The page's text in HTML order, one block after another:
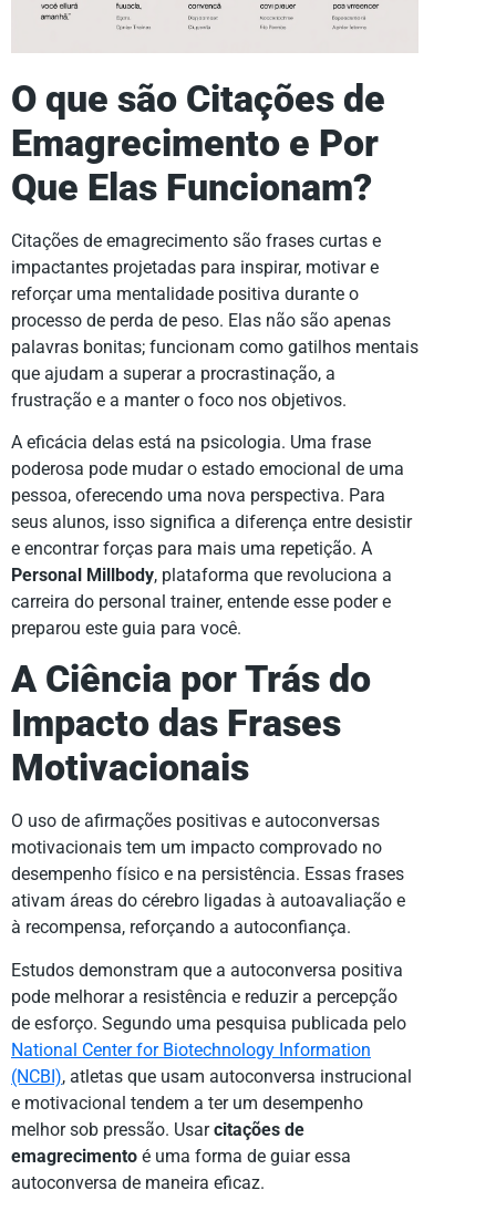
O que são Citações de
Emagrecimento e Por
Que Elas Funcionam?
Citações de emagrecimento são frases curtas e
impactantes projetadas para inspirar, motivar e
reforçar uma mentalidade positiva durante o
processo de perda de peso. Elas não são apenas
palavras bonitas; funcionam como gatilhos mentais
que ajudam a superar a procrastinação, a
frustração e a manter o foco nos objetivos.
A eficácia delas está na psicologia. Uma frase
poderosa pode mudar o estado emocional de uma
pessoa, oferecendo uma nova perspectiva. Para
seus alunos, isso significa a diferença entre desistir
e encontrar forças para mais uma repetição. A
Personal Millbody, plataforma que revoluciona a
carreira do personal trainer, entende esse poder e
preparou este guia para você.
A Ciência por Trás do
Impacto das Frases
Motivacionais
O uso de afirmações positivas e autoconversas
motivacionais tem um impacto comprovado no
desempenho físico e na persistência. Essas frases
ativam áreas do cérebro ligadas à autoavaliação e
à recompensa, reforçando a autoconfiança.
Estudos demonstram que a autoconversa positiva
pode melhorar a resistência e reduzir a percepção
de esforço. Segundo uma pesquisa publicada pelo
National Center for Biotechnology Information
(NCBI), atletas que usam autoconversa instrucional
e motivacional tendem a ter um desempenho
melhor sob pressão. Usarcitações de
emagrecimento é uma forma de guiar essa
autoconversa de maneira eficaz.